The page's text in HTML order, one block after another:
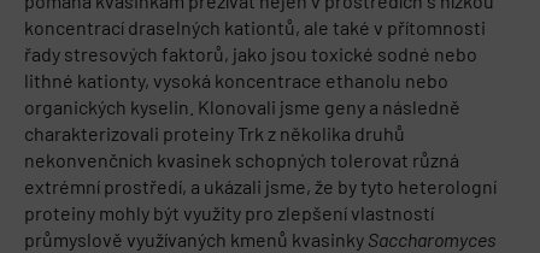
koncentrací draselných kationtů, ale také v přítomnosti
řady stresových faktorů, jako jsou toxické sodné nebo
lithné kationty, vysoká koncentrace ethanolu nebo
organických kyselin. Klonovali jsme geny a následně
charakterizovali proteiny Trk z několika druhů
nekonvenčních kvasinek schopných tolerovat různá
extrémní prostředí, a ukázali jsme, že by tyto heterologní
proteiny mohly být využity pro zlepšení vlastností
průmyslově využívaných kmenů kvasinky Saccharomyces